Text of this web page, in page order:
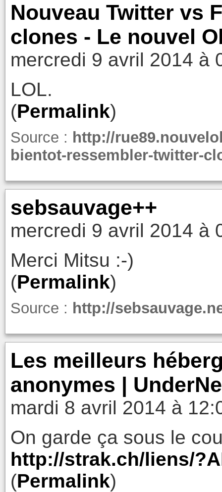
Nouveau Twitter vs
clones - Le nouvel
mercredi 9 avril 2014 à
LOL.
(Permalink)
Source : http://
bientot-ressembler-twitter-
sebsauvage++
mercredi 9 avril 2014 à
Merci Mitsu :-)
(Permalink)
Source : http://
Les meilleurs
anonymes |
mardi 8 avril 2014 à
On garde ça sous le
http://strak.ch/liens/
(Permalink)